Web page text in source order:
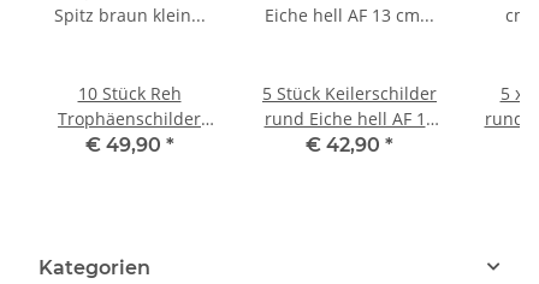
10 Stück Reh
Trophäenschilder
Spitz braun klein AF
€ 49,90 *
5 Stück Keilerschilder
rund Eiche hell AF 13
cm Keilerbrett
€ 42,90 *
5 x
rund
Kategorien